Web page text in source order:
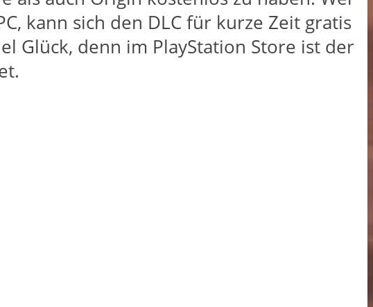
kann sich den DLC für kurze Zeit gratis
Glück, denn im PlayStation Store ist der